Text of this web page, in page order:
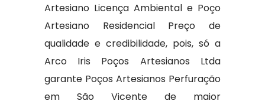
Artesiano Licença Ambiental e Poço
Artesiano Residencial Preço de
qualidade e credibilidade, pois, só a
Arco Iris Poços Artesianos Ltda
garante Poços Artesianos Perfuração
em São Vicente de maior